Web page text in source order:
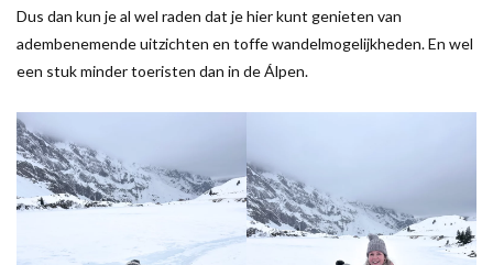
Dus dan kun je al wel raden dat je hier kunt genieten van
adembenemende uitzichten en toffe wandelmogelijkheden. En wel
een stuk minder toeristen dan in de Álpen.